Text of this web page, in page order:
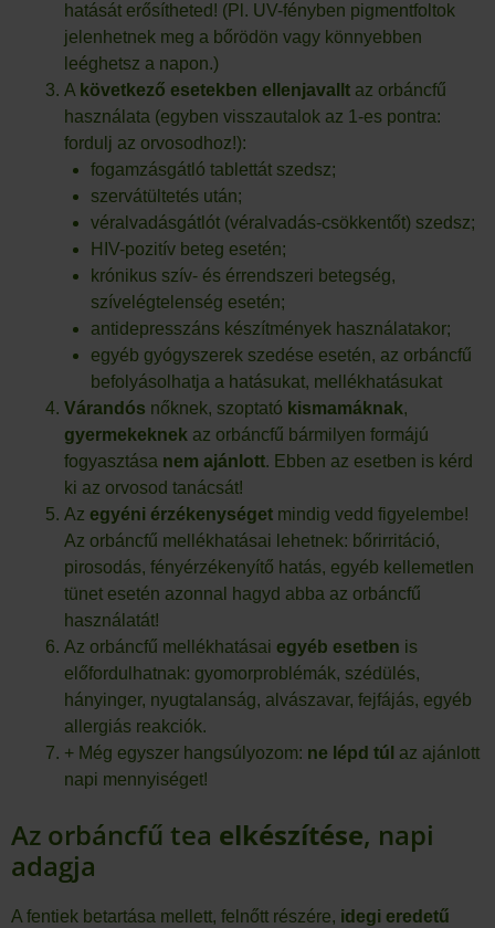
hatását erősítheted! (Pl. UV-fényben pigmentfoltok
jelenhetnek meg a bőrödön vagy könnyebben
leéghetsz a napon.)
A következő esetekben ellenjavallt az orbáncfű
használata (egyben visszautalok az 1-es pontra:
fordulj az orvosodhoz!):
fogamzásgátló tablettát szedsz;
szervátültetés után;
véralvadásgátlót (véralvadás-csökkentőt) szedsz;
HIV-pozitív beteg esetén;
krónikus szív- és érrendszeri betegség,
szívelégtelenség esetén;
antidepresszáns készítmények használatakor;
egyéb gyógyszerek szedése esetén, az orbáncfű
befolyásolhatja a hatásukat, mellékhatásukat
Várandós nőknek, szoptató kismamáknak,
gyermekeknek az orbáncfű bármilyen formájú
fogyasztása nem ajánlott. Ebben az esetben is kérd
ki az orvosod tanácsát!
Az egyéni érzékenységet mindig vedd figyelembe!
Az orbáncfű mellékhatásai lehetnek: bőrirritáció,
pirosodás, fényérzékenyítő hatás, egyéb kellemetlen
tünet esetén azonnal hagyd abba az orbáncfű
használatát!
Az orbáncfű mellékhatásai egyéb esetben is
előfordulhatnak: gyomorproblémák, szédülés,
hányinger, nyugtalanság, alvászavar, fejfájás, egyéb
allergiás reakciók.
+ Még egyszer hangsúlyozom: ne lépd túl az ajánlott
napi mennyiséget!
Az orbáncfű tea elkészítése, napi
adagja
A fentiek betartása mellett, felnőtt részére, idegi eredetű